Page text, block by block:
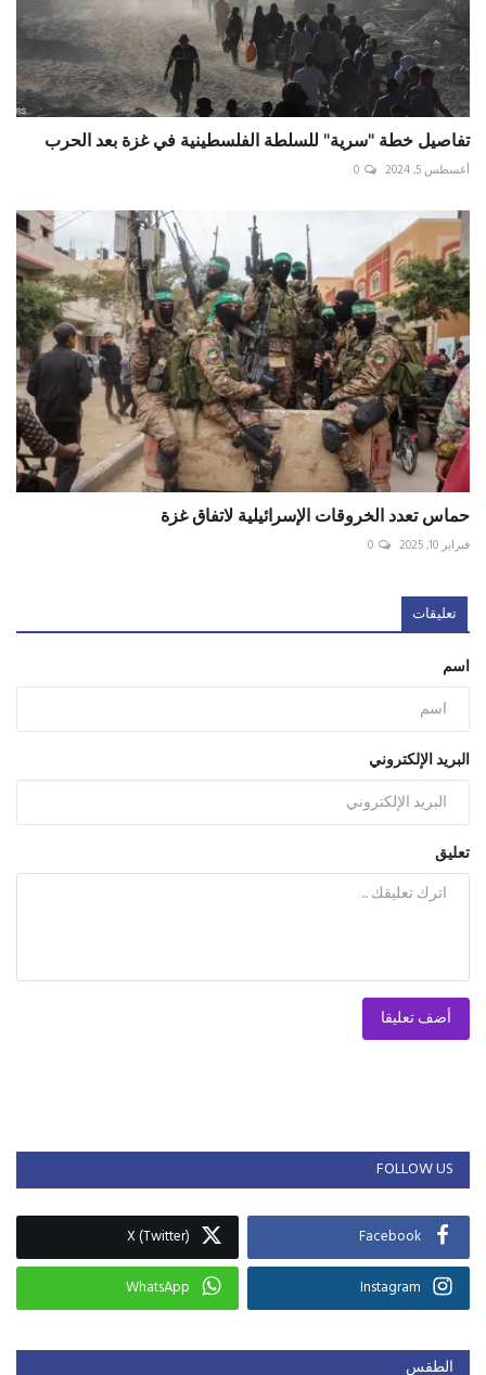
تفاصيل خطة "سرية" للسلطة الفلسطينية في غزة بعد الحرب
أغسطس 5, 2024 0
حماس تعدد الخروقات الإسرائيلية لاتفاق غزة
فبراير 10, 2025 0
تعليقات
اسم
البريد الإلكتروني
تعليق
أضف تعليقا
FOLLOW US
Facebook
X (Twitter)
Instagram
WhatsApp
الطقس